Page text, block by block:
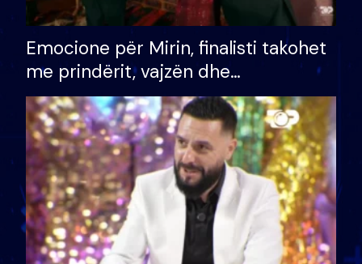
Emocione për Mirin, finalisti takohet
me prindërit, vajzën dhe
bashkëshorten: S’kemi ndonjë letër
divorci apo jo?